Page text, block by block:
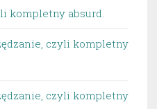
kompletny absurd.
czyli kompletny
czyli kompletny